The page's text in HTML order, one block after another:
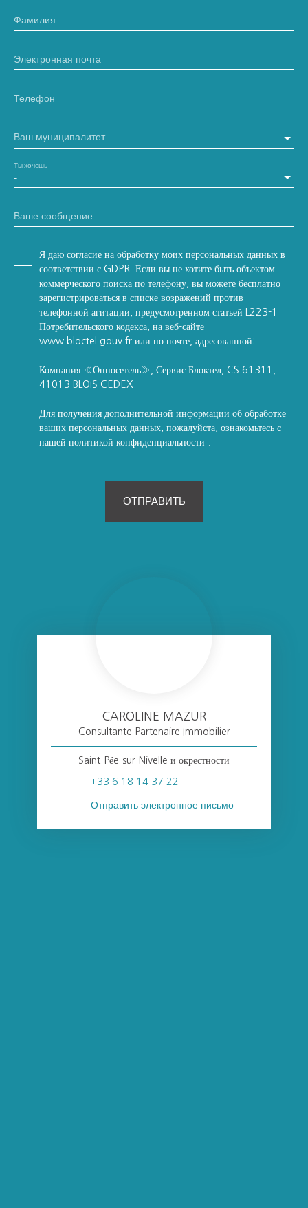
Фамилия
Электронная почта
Телефон
Ваш муниципалитет
-
Ты хочешь
Ваше сообщение
Я даю согласие на обработку моих персональных данных в
соответствии с GDPR. Если вы не хотите быть объектом
коммерческого поиска по телефону, вы можете бесплатно
зарегистрироваться в списке возражений против
телефонной агитации, предусмотренном статьей L223-1
Потребительского кодекса, на веб-сайте
www.bloctel.gouv.fr или по почте, адресованной:
Компания «Оппосетель», Сервис Блоктел, CS 61311,
41013 BLOIS CEDEX.
Для получения дополнительной информации об обработке
ваших персональных данных, пожалуйста, ознакомьтесь с
нашей политикой конфиденциальности
ОТПРАВИТЬ
CAROLINE MAZUR
Consultante Partenaire Immobilier
Saint-Pée-sur-Nivelle и окрестности
+33 6 18 14 37 22
Отправить электронное письмо